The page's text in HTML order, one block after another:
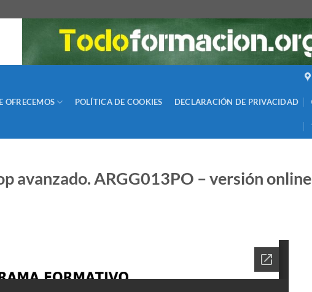
OFRECEMOS POLÍTICA DE COOKIES DECLARACIÓN DE PRIVACIDAD
avanzado. ARGG013PO – versión online